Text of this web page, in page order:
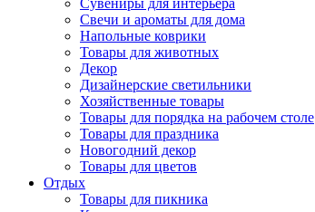
Сувениры для интерьера
Свечи и ароматы для дома
Напольные коврики
Товары для животных
Декор
Дизайнерские светильники
Хозяйственные товары
Товары для порядка на рабочем столе
Товары для праздника
Новогодний декор
Товары для цветов
Отдых
Товары для пикника